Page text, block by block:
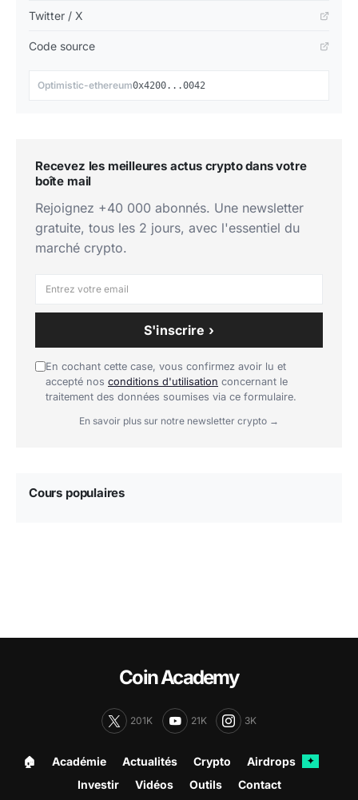
Twitter / X
Code source
Optimistic-ethereum0x4200...0042
Recevez les meilleures actus crypto dans votre
boîte mail
Rejoignez +40 000 abonnés. Une newsletter
gratuite, tous les 2 jours, avec l'essentiel du
marché crypto.
S'inscrire ›
En cochant cette case, vous confirmez avoir lu et
accepté nos conditions d'utilisation concernant le
traitement des données soumises via ce formulaire.
En savoir plus sur notre newsletter crypto →
Cours populaires
Coin Academy
201K 21K 3K
🏠︎ Académie Actualités Crypto Airdrops ✦
Investir Vidéos Outils Contact